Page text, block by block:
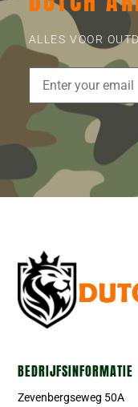
ALLES VOOR
BEDRIJFSINFORMATIE
Zevenbergseweg 50A